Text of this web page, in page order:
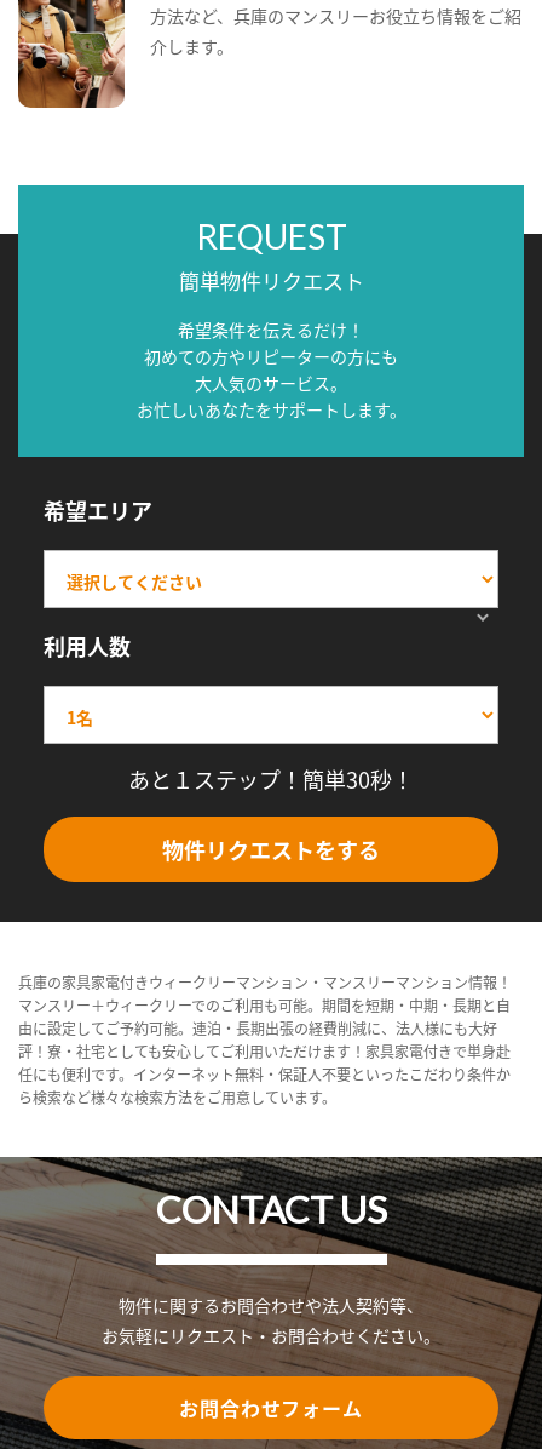
方法など、兵庫のマンスリーお役立ち情報をご紹
介します。
REQUEST
簡単物件リクエスト
希望条件を伝えるだけ！
初めての方やリピーターの方にも
大人気のサービス。
お忙しいあなたをサポートします。
希望エリア
利用人数
あと１ステップ！簡単30秒！
物件リクエストをする
兵庫の家具家電付きウィークリーマンション・マンスリーマンション情報！
マンスリー＋ウィークリーでのご利用も可能。期間を短期・中期・長期と自
由に設定してご予約可能。連泊・長期出張の経費削減に、法人様にも大好
評！寮・社宅としても安心してご利用いただけます！家具家電付きで単身赴
任にも便利です。インターネット無料・保証人不要といったこだわり条件か
ら検索など様々な検索方法をご用意しています。
CONTACT US
物件に関するお問合わせや法人契約等、
お気軽にリクエスト・お問合わせください。
お問合わせフォーム